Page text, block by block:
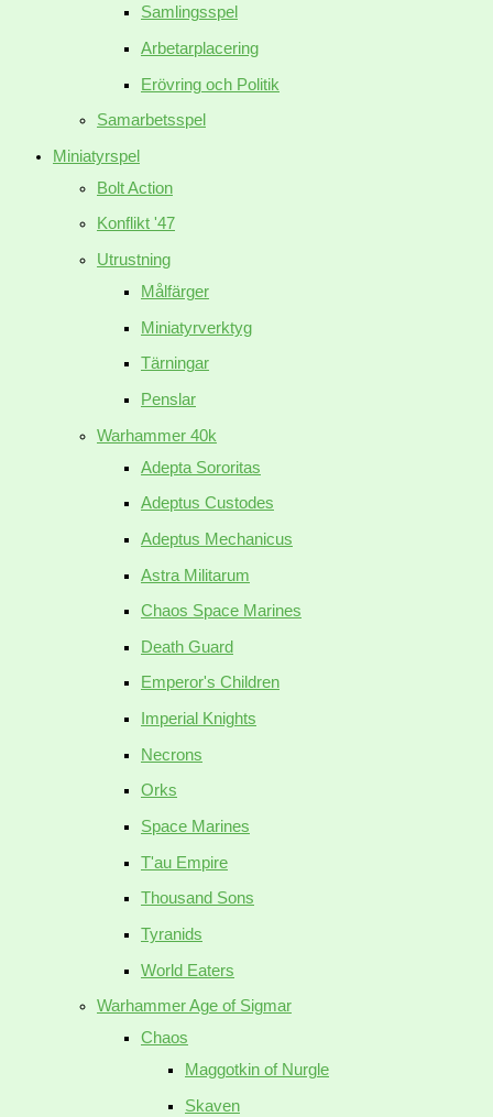
Samlingsspel
Arbetarplacering
Erövring och Politik
Samarbetsspel
Miniatyrspel
Bolt Action
Konflikt '47
Utrustning
Målfärger
Miniatyrverktyg
Tärningar
Penslar
Warhammer 40k
Adepta Sororitas
Adeptus Custodes
Adeptus Mechanicus
Astra Militarum
Chaos Space Marines
Death Guard
Emperor's Children
Imperial Knights
Necrons
Orks
Space Marines
T'au Empire
Thousand Sons
Tyranids
World Eaters
Warhammer Age of Sigmar
Chaos
Maggotkin of Nurgle
Skaven